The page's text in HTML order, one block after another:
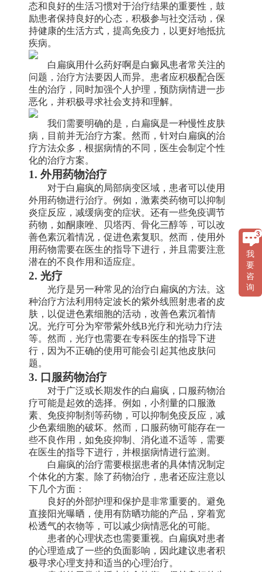
态和良好的生活习惯对于治疗结果的重要性，鼓
励患者保持良好的心态，积极参与社交活动，保
持健康的生活方式，提高免疫力，以更好地抵抗
疾病。
白扁疯用什么药好啊是白癜风患者常关注的
问题，治疗方法要因人而异。患者应积极配合医
生的治疗，同时加强个人护理，预防病情进一步
恶化，并积极寻求社会支持和理解。
我们需要明确的是，白扁疯是一种慢性皮肤
病，目前并无治疗方案。然而，针对白扁疯的治
疗方法众多，根据病情的不同，医生会制定个性
化的治疗方案。
1. 外用药物治疗
对于白扁疯的局部病变区域，患者可以使用
外用药物进行治疗。例如，激素类药物可以抑制
炎症反应，减缓病变的症状。还有一些免疫调节
药物，如酮康唑、贝塔丙、骨化三醇等，可以改
善色素沉着情况，促进色素复职。然而，使用外
用药物需要在医生的指导下进行，并且需要注意
潜在的不良作用和适应症。
2. 光疗
光疗是另一种常见的治疗白扁疯的方法。这
种治疗方法利用特定波长的紫外线照射患者的皮
肤，以促进色素细胞的活动，改善色素沉着情
况。光疗可分为窄带紫外线B光疗和光动力疗法
等。然而，光疗也需要在专科医生的指导下进
行，因为不正确的使用可能会引起其他皮肤问
题。
3. 口服药物治疗
对于广泛或长期发作的白扁疯，口服药物治
疗可能是起效的选择。例如，小剂量的口服激
素、免疫抑制剂等药物，可以抑制免疫反应，减
少色素细胞的破坏。然而，口服药物可能存在一
些不良作用，如免疫抑制、消化道不适等，需要
在医生的指导下进行，并根据病情进行监测。
白扁疯的治疗需要根据患者的具体情况制定
个体化的方案。除了药物治疗，患者还应注意以
下几个方面：
良好的外部护理和保护是非常重要的。避免
直接阳光曝晒，使用有防晒功能的产品，穿着宽
松透气的衣物等，可以减少病情恶化的可能。
患者的心理状态也需要重视。白扁疯对患者
的心理造成了一些的负面影响，因此建议患者积
极寻求心理支持和适当的心理治疗。
我
要
咨
询